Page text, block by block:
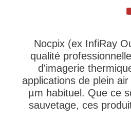
Nocpix (ex InfiRay
qualité
d'imagerie
applications de plein
µm habituel. Que ce
sauvetage, ces